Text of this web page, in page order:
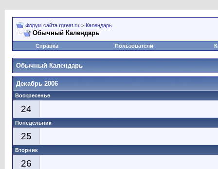
Форум сайта rgreat.ru > Календарь
Обычный Календарь
Справка Пользователи
Обычный Календарь
Декабрь 2006
Воскресенье
24
Понедельник
25
Вторник
26